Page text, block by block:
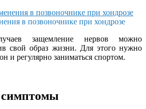
в позвоночнике при хондрозе
защемление нервов можно
свой образ жизни. Для этого нужно
и регулярно заниматься спортом.